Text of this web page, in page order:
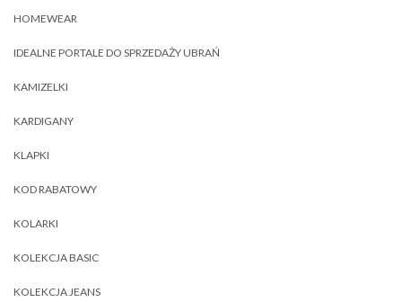
HOMEWEAR
IDEALNE PORTALE DO SPRZEDAŻY UBRAŃ
KAMIZELKI
KARDIGANY
KLAPKI
KOD RABATOWY
KOLARKI
KOLEKCJA BASIC
KOLEKCJA JEANS